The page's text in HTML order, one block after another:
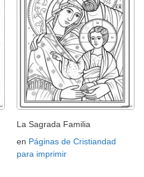
La Sagrada Familia
en Páginas de Cristiandad
para imprimir